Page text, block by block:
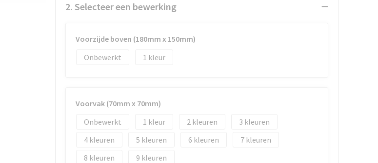
2. Selecteer een bewerking
Voorzijde boven (180mm x 150mm)
Onbewerkt
1
Voorvak (70mm x 70mm)
Onbewerkt
1 2
3
4
5 6
7
8
9